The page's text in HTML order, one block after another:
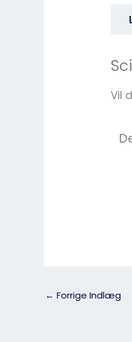
Vil
← Forrige Indlæg